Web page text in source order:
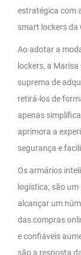
estratégica com
smart lockers da
Ao adotar a
lockers, a
suprema de
retirá-los de
apenas
aprimora a
segurança e
Os armários
logística; são
alcançar um
das compras
e confiáveis
são a resposta